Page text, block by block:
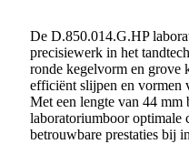
De D.850.014.G.HP
precisiewerk in het
ronde kegelvorm en grove
efficiënt slijpen en vormen
Met een lengte van 44
laboratoriumboor optimale
betrouwbare prestaties bij